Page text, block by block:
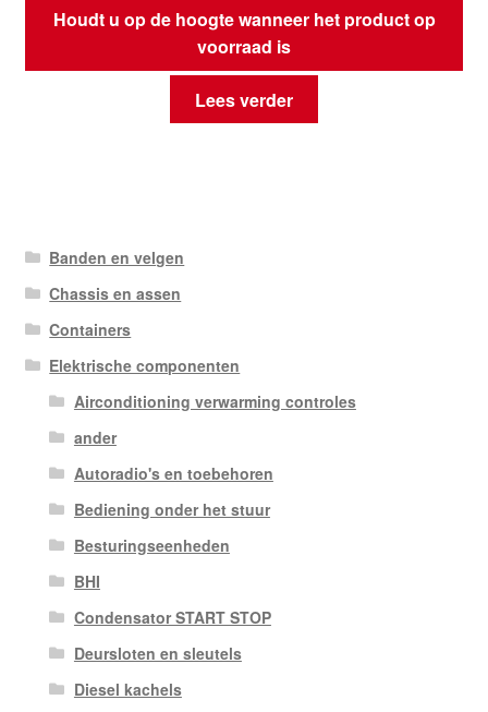
Houdt u op de hoogte wanneer het product op
voorraad is
Lees verder
Banden en velgen
Chassis en assen
Containers
Elektrische componenten
Airconditioning verwarming controles
ander
Autoradio's en toebehoren
Bediening onder het stuur
Besturingseenheden
BHI
Condensator START STOP
Deursloten en sleutels
Diesel kachels